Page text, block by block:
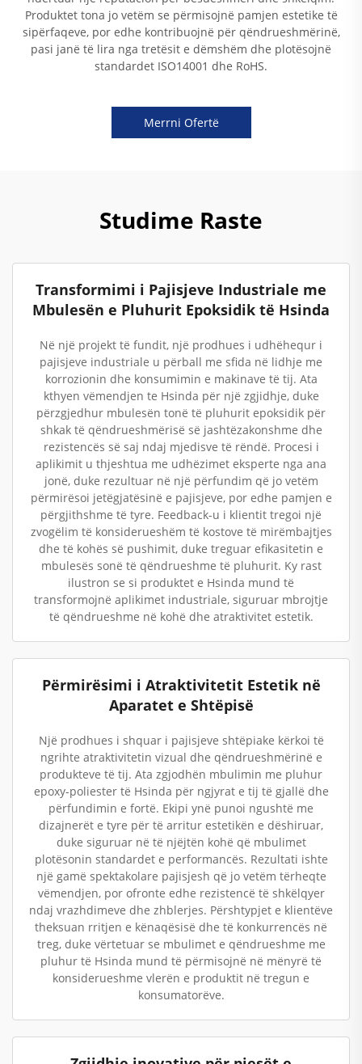
Produktet tona jo vetëm se përmisojnë pamjen estetike të
sipërfaqeve, por edhe kontribuojnë për qëndrueshmërinë,
pasi janë të lira nga tretësit e dëmshëm dhe plotësojnë
standardet ISO14001 dhe RoHS.
Merrni Ofertë
Studime Raste
Transformimi i Pajisjeve Industriale me
Mbulesën e Pluhurit Epoksidik të Hsinda
Në një projekt të fundit, një prodhues i udhëhequr i
pajisjeve industriale u përball me sfida në lidhje me
korrozionin dhe konsumimin e makinave të tij. Ata
kthyen vëmendjen te Hsinda për një zgjidhje, duke
përzgjedhur mbulesën tonë të pluhurit epoksidik për
shkak të qëndrueshmërisë së jashtëzakonshme dhe
rezistencës së saj ndaj mjedisve të rëndë. Procesi i
aplikimit u thjeshtua me udhëzimet eksperte nga ana
jonë, duke rezultuar në një përfundim që jo vetëm
përmirësoi jetëgjatësinë e pajisjeve, por edhe pamjen e
përgjithshme të tyre. Feedback-u i klientit tregoi një
zvogëlim të konsiderueshëm të kostove të mirëmbajtjes
dhe të kohës së pushimit, duke treguar efikasitetin e
mbulesës sonë të qëndrueshme të pluhurit. Ky rast
ilustron se si produktet e Hsinda mund të
transformojnë aplikimet industriale, siguruar mbrojtje
të qëndrueshme në kohë dhe atraktivitet estetik.
Përmirësimi i Atraktivitetit Estetik në
Aparatet e Shtëpisë
Një prodhues i shquar i pajisjeve shtëpiake kërkoi të
ngrihte atraktivitetin vizual dhe qëndrueshmërinë e
produkteve të tij. Ata zgjodhën mbulimin me pluhur
epoxy-poliester të Hsinda për ngjyrat e tij të gjallë dhe
përfundimin e fortë. Ekipi ynë punoi ngushtë me
dizajnerët e tyre për të arritur estetikën e dëshiruar,
duke siguruar në të njëjtën kohë që mbulimet
plotësonin standardet e performancës. Rezultati ishte
një gamë spektakolare pajisjesh që jo vetëm tërheqte
vëmendjen, por ofronte edhe rezistencë të shkëlqyer
ndaj vrazhdimeve dhe zhblerjes. Përshtypjet e klientëve
theksuan rritjen e kënaqësisë dhe të konkurrencës në
treg, duke vërtetuar se mbulimet e qëndrueshme me
pluhur të Hsinda mund të përmisojnë në mënyrë të
konsiderueshme vlerën e produktit në tregun e
konsumatorëve.